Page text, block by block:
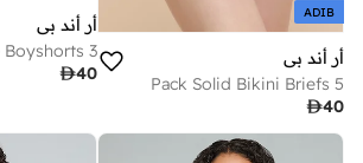
ADIB
أر أند بي
5 Pack Solid Bikini Briefs
40
أر أند بي
40